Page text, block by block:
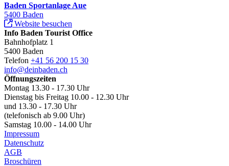
Baden Sportanlage Aue
5400 Baden
Website besuchen
Info Baden Tourist Office
Bahnhofplatz 1
5400 Baden
Telefon +41 56 200 15 30
info@deinbaden.ch
Öffnungszeiten
Montag 13.30 - 17.30 Uhr
Dienstag bis Freitag 10.00 - 12.30 Uhr
und 13.30 - 17.30 Uhr
(telefonisch ab 9.00 Uhr)
Samstag 10.00 - 14.00 Uhr
Impressum
Datenschutz
AGB
Broschüren